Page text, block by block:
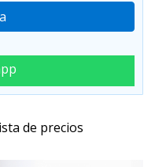
de precios